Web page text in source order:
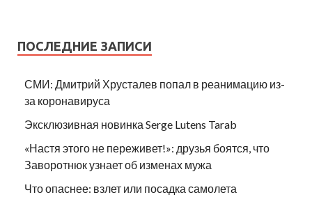
ПОСЛЕДНИЕ ЗАПИСИ
СМИ: Дмитрий Хрусталев попал в реанимацию из-
за коронавируса
Эксклюзивная новинка Serge Lutens Tarab
«Настя этого не переживет!»: друзья боятся, что
Заворотнюк узнает об изменах мужа
Что опаснее: взлет или посадка самолета